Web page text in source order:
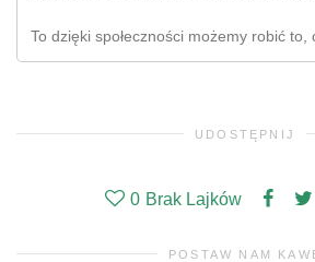
To dzięki społeczności możemy robić to,
UDOSTĘPNIJ
0 Brak Lajków
POSTAW NAM